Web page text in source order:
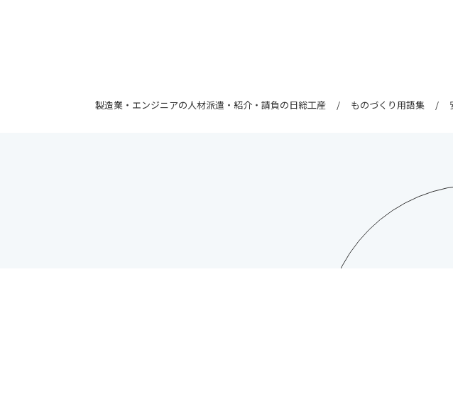
製造業・エンジニアの人材派遣・紹介・請負の日総工産 ものづくり用語集